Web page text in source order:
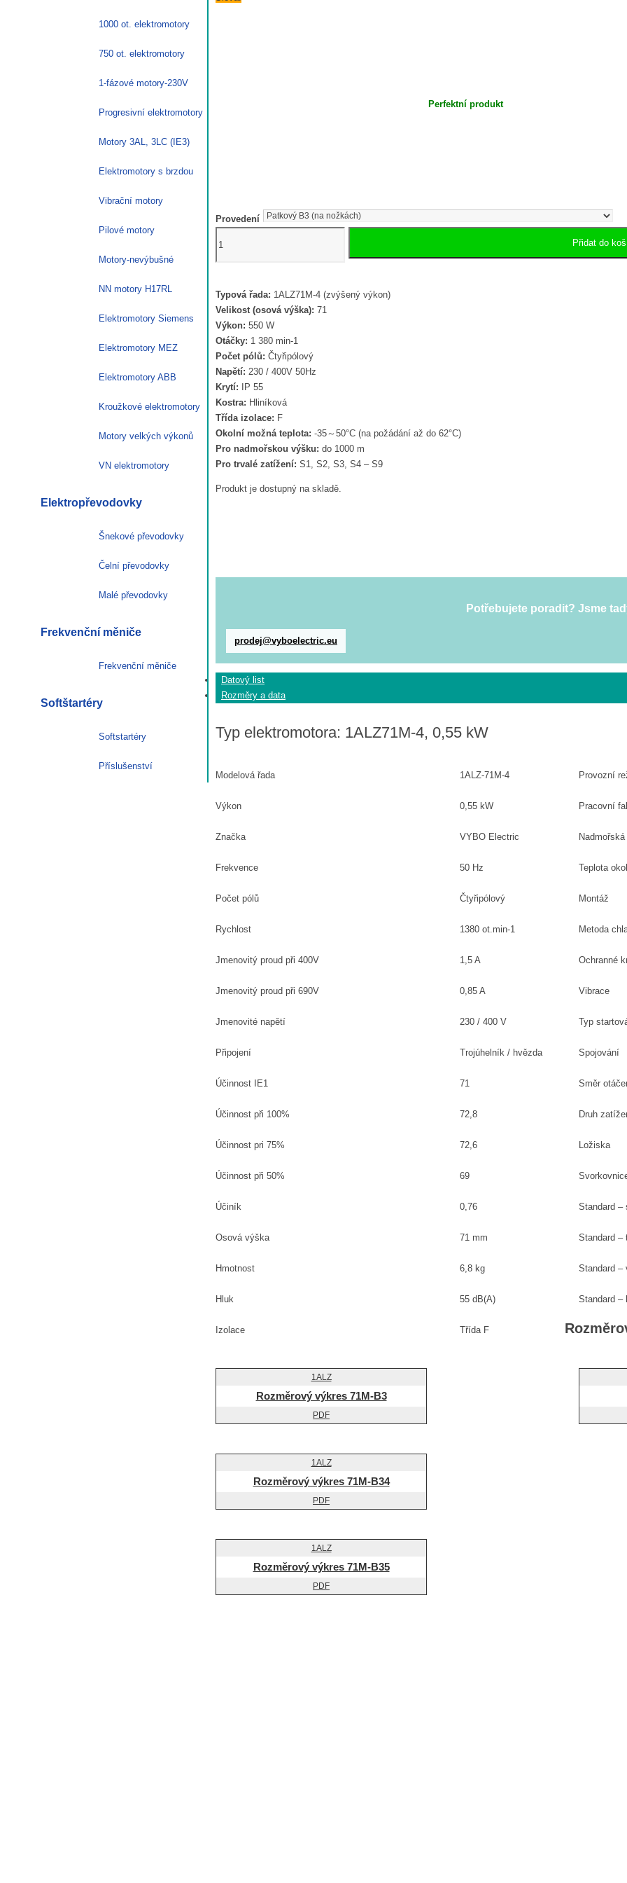
Perfektní produkt
Provedení
0,55
kW
4,
1380
ot.
zvýšený
výkon
VYBO
Electric
množství
Přidat do
Typová řada: 1ALZ71M-4 (zvýšený výkon)
Velikost (osová výška): 71
Výkon: 550 W
Otáčky: 1 380 min-1
Počet pólů: Čtyřipólový
Napětí: 230 / 400V 50Hz
Krytí: IP 55
Kostra: Hliníková
Třída izolace: F
Okolní možná teplota: -35～50°C (na požádání až do 62°C)
Pro nadmořskou výšku: do 1000 m
Pro trvalé zatížení: S1, S2, S3, S4 – S9
Produkt je dostupný na skladě.
Potřebujete poradit? Jsme
prodej@vyboelectric.eu
Datový list
Rozměry a data
Typ elektromotora: 1ALZ71M-4, 0,55 kW
Modelová řada 1ALZ-71M-4
Výkon 0,55 kW
Značka VYBO Electric
Frekvence 50 Hz
Počet pólů Čtyřipólový
Rychlost 1380 ot.min-1
Jmenovitý proud při 400V 1,5 A
Jmenovitý proud při 690V 0,85 A
Jmenovité napětí 230 / 400 V
Připojení Trojúhelník / hvězda
Účinnost IE1 71
Účinnost při 100% 72,8
Účinnost pri 75% 72,6
Účinnost při 50% 69
Účiník 0,76
Osová výška 71 mm
Hmotnost 6,8 kg
Hluk 55 dB(A)
Izolace Třída F
Provozní
Pracovní
Teplota
Montáž
Metoda
Ochranné
Vibrace
Typ
Spojování
Směr
Druh
Ložiska
Standard –
Standard –
Standard –
Standard –
Rozměrový výkres 71M-B3
Rozměrový výkres 71M-B34
Rozměrový výkres 71M-B35
1000 ot. elektromotory
750 ot. elektromotory
1-fázové motory-230V
Progresivní elektromotory
Motory 3AL, 3LC (IE3)
Elektromotory s brzdou
Vibrační motory
Pilové motory
Motory-nevýbušné
NN motory H17RL
Elektromotory Siemens
Elektromotory MEZ
Elektromotory ABB
Kroužkové elektromotory
Motory velkých výkonů
VN elektromotory
Elektropřevodovky
Šnekové převodovky
Čelní převodovky
Malé převodovky
Frekvenční měniče
Frekvenční měniče
Softštartéry
Softstartéry
Příslušenství